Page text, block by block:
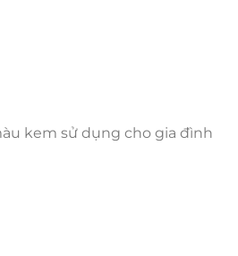
kem sử dụng cho gia đình